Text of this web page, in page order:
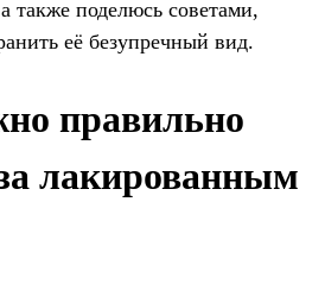
также поделюсь советами,
её безупречный вид.
правильно
лакированным